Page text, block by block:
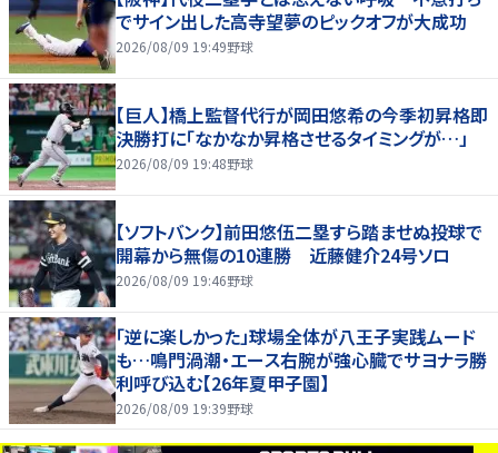
でサイン出した高寺望夢のピックオフが大成功
2026/08/09 19:49野球
【巨人】橋上監督代行が岡田悠希の今季初昇格即
決勝打に「なかなか昇格させるタイミングが…」
2026/08/09 19:48野球
【ソフトバンク】前田悠伍二塁すら踏ませぬ投球で
開幕から無傷の10連勝 近藤健介24号ソロ
2026/08/09 19:46野球
「逆に楽しかった」球場全体が八王子実践ムード
も…鳴門渦潮・エース右腕が強心臓でサヨナラ勝
利呼び込む【26年夏甲子園】
2026/08/09 19:39野球